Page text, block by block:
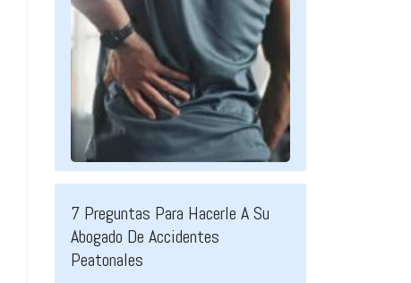
7 Preguntas Para Hacerle A Su
Abogado De Accidentes
Peatonales